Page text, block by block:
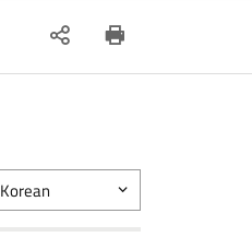
SNS
Korean